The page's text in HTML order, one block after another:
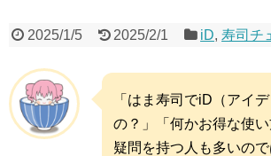
2025/1/5 2025/2/1 iD,寿司チ
「はま寿司でiD（アイ
の？」「何かお得な使
疑問を持つ人も多いの